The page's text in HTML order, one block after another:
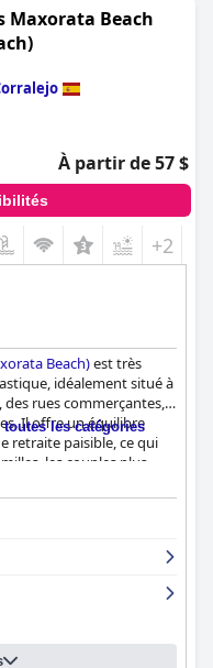
Maxorata Beach
À partir de 57 $
+2
Beach)est très
idéalement situé à
rues commerçantes,
Il offre un équilibre
retraite paisible, ce qui
les couples plus
des commodités
et les ports de ferry
et propres, avec de
séparées et des coins
sont dotées de balcons
vue sur la piscine, ce
certains meubles et
la propreté
les catégories